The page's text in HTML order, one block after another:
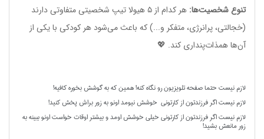
تنوع شخصیت‌ها:
هر کدام از ۵ هیولا تیپ شخصیتی متفاوتی دارند
(خجالتی، پرانرژی، متفکر و...) که باعث می‌شود هر کودکی با یکی از
آن‌ها همذات‌پنداری کند. 💖
لازم نیست حتما صفحه تلویزیون رو نگاه کنه! همین که به گوشش بخوره کافیه!
لازم نیست اگر فرزندتون از کارتونی خوشش نیومد اونو به زور براش پخش کنید!
لازم نیست اگر فرزندتون از کارتونی خیلی خوشش اومد و بیشتر اوقات خواست اونو ببینه به
زور مانعش بشید!